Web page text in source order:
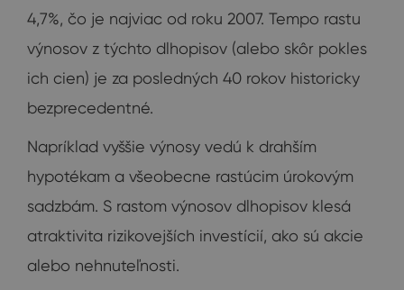
4,7%, čo je najviac od roku 2007. Tempo rastu
výnosov z týchto dlhopisov (alebo skôr pokles
ich cien) je za posledných 40 rokov historicky
bezprecedentné.
Napríklad vyššie výnosy vedú k drahším
hypotékam a všeobecne rastúcim úrokovým
sadzbám. S rastom výnosov dlhopisov klesá
atraktivita rizikovejších investícií, ako sú akcie
alebo nehnuteľnosti.